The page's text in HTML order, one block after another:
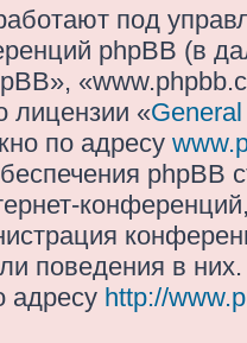
под
phpBB (в
лицензии «
по адресу
phpBB
поведения в
адресу http://